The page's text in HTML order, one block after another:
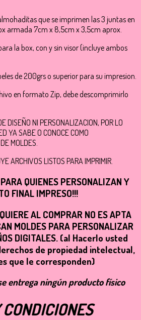
que se imprimen las 3 juntas en
armada 7cm x 8,5cm x 3,5cm aprox.
la box, con y sin visor (incluye ambos
de 200grs o superior para su impresion.
en formato Zip, debe descomprimirlo
DISEÑO NI PERSONALIZACION, POR LO
YA SABE O CONOCE COMO
MOLDES.
ARCHIVOS LISTOS PARA IMPRIMIR.
QUIENES PERSONALIZAN Y
FINAL IMPRESO!!!
AL COMPRAR NO ES APTA
MOLDES PARA PERSONALIZAR
DIGITALES. (al Hacerlo usted
de propiedad intelectual,
que le corresponden)
entrega ningún producto físico